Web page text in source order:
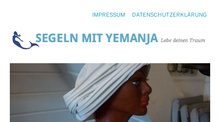
IMPRESSUM DATENSCHUTZERKLÄRUNG